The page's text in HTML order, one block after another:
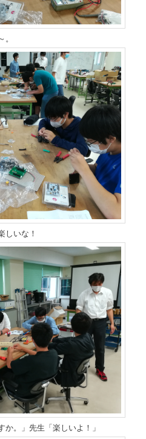
しいな！
。」先生「楽しいよ！」